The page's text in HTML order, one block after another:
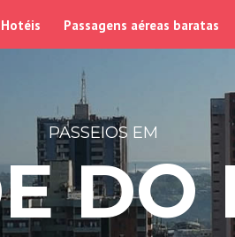
Hotéis Passagens aéreas baratas
PASSEIOS EM
DO